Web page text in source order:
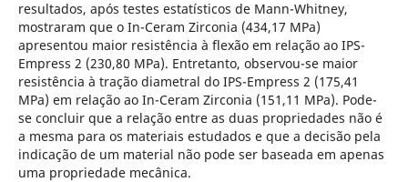
resultados, após testes estatísticos de Mann-Whitney,
mostraram que o In-Ceram Zirconia (434,17 MPa)
apresentou maior resistência à flexão em relação ao IPS-
Empress 2 (230,80 MPa). Entretanto, observou-se maior
resistência à tração diametral do IPS-Empress 2 (175,41
MPa) em relação ao In-Ceram Zirconia (151,11 MPa). Pode-
se concluir que a relação entre as duas propriedades não é
a mesma para os materiais estudados e que a decisão pela
indicação de um material não pode ser baseada em apenas
uma propriedade mecânica.